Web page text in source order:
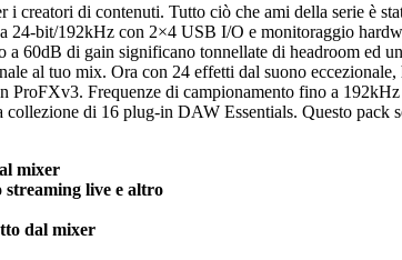
di contenuti. Tutto ciò che ami della serie è
24-bit/192kHz con 2×4 USB I/O e monitoraggio
60dB di gain significano tonnellate di headroom ed
al tuo mix. Ora con 24 effetti dal suono
ProFXv3. Frequenze di campionamento fino a
di 16 plug-in DAW Essentials. Questo pack
mixer
live e altro
dal mixer